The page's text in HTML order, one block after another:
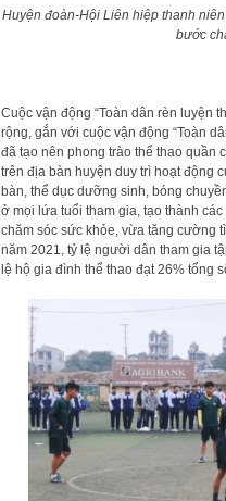
Huyện đoàn-Hội Liên hiệp thanh
bước
Cuộc vận động “Toàn dân rèn luyện
rộng, gắn với cuộc vận động “Toàn
đã tạo nên phong trào thể thao quần
trên địa bàn huyện duy trì hoạt động
bàn, thể dục dưỡng sinh, bóng
ở mọi lứa tuổi tham gia, tạo thành
chăm sóc sức khỏe, vừa tăng cường
năm 2021, tỷ lệ người dân tham gia
lệ hộ gia đình thể thao đạt 26% tổng